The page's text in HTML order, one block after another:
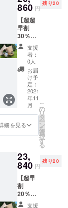
コロナ禍前
に取り扱っ
ていたアウ
トドア用品
工場と
ァクト
リーブラン
「探険者」
の日本総代
店契約に
功し、ア
トドアラ
しを提供で
きるように
なりまし
た。「探険
」は基本
860 円
残り20
【超超
早割
30％OF
F】 ＜
特典＞
特典1：
クラウ
ドファ
ンディ
ング割
引・
30%OF
Fの
20,860
円(一般
販売価
29,800
円) 特典
2：税・
送料込
み 商品
名：ワ
ンポー
支援
者：
0人
お届
け予
定：
2021
年11
月
細を見る
こ
の
リ
タ
ー
ン
を
選
択
す
る
23,
840 円
残り20
【超早
割
20％OF
F】 ＜
支援